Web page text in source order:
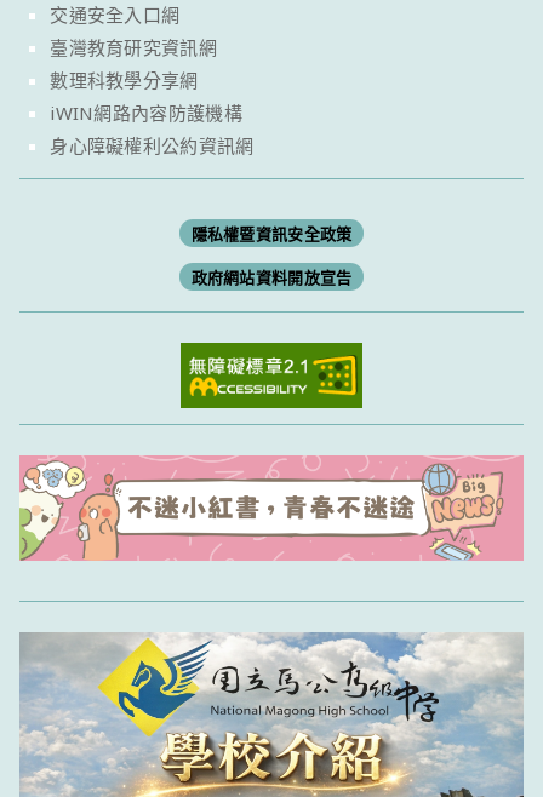
交通安全入口網
臺灣教育研究資訊網
數理科教學分享網
iWIN網路內容防護機構
身心障礙權利公約資訊網
隱私權暨資訊安全政策
政府網站資料開放宣告